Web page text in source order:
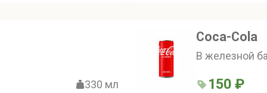
330 мл
Соса-Сola
В железной
150 ₽